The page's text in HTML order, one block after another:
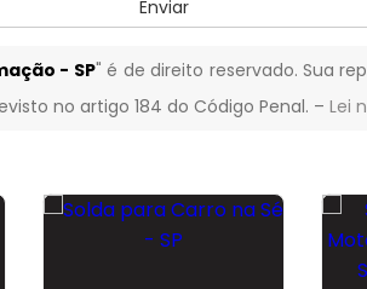
Enviar
- SP" é de direito reservado. Sua
no artigo 184 do Código Penal. –Lei